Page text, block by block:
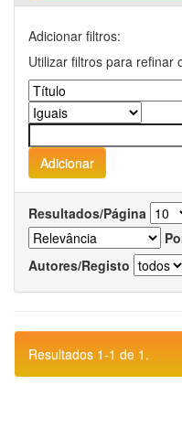
Adicionar filtros:
Utilizar filtros para refinar
Resultados/Página
Autores/Registo
Resultados 1-1 de 1.